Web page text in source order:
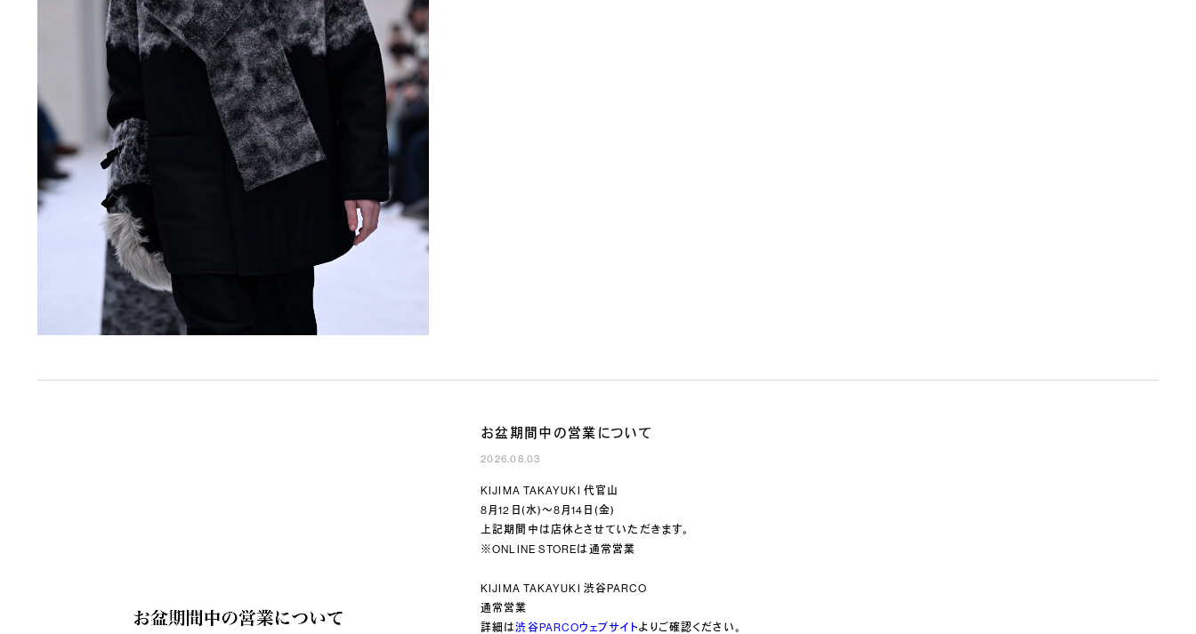
お盆期間中の営業について
2026.08.03
KIJIMA TAKAYUKI 代官山
8月12日(水)〜8月14日(金)
上記期間中は店休とさせていただきます。
※ONLINE STOREは通常営業
KIJIMA TAKAYUKI 渋谷PARCO
通常営業
詳細は渋谷PARCOウェブサイトよりご確認ください。